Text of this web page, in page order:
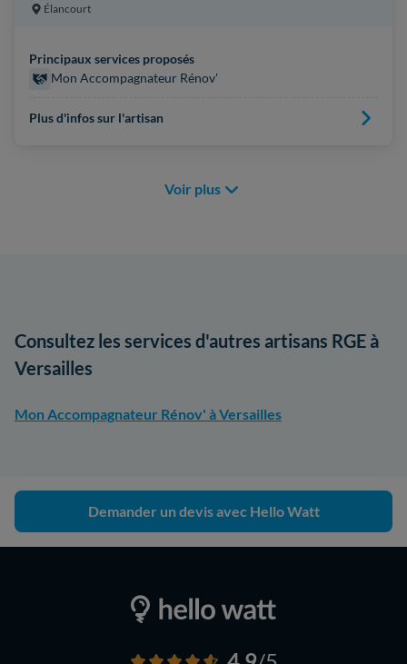
Élancourt
Principaux services proposés
Mon Accompagnateur Rénov'
Plus d'infos sur l'artisan
Voir plus
Consultez les services d'autres artisans RGE à
Versailles
Mon Accompagnateur Rénov' à Versailles
Demander un devis avec Hello Watt